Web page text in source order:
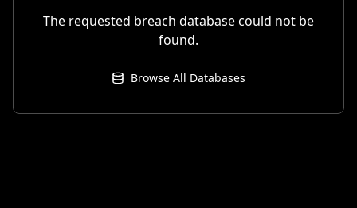
The requested breach database could not be
found.
Browse All Databases